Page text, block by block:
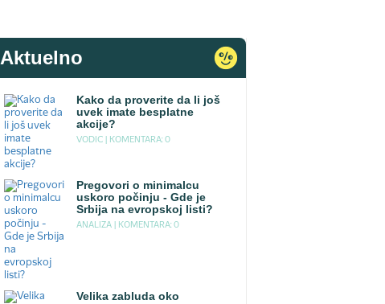
Aktuelno
Kako da proverite da li još
uvek imate besplatne
akcije?
VODIC | KOMENTARA: 0
Pregovori o minimalcu
uskoro počinju - Gde je
Srbija na evropskoj listi?
ANALIZA | KOMENTARA: 0
Velika zabluda oko